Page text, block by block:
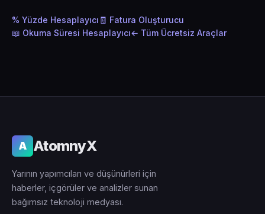
% Yüzde Hesaplayıcı 🧾 Fatura Oluşturucu
📖 Okuma Süresi Hesaplayıcı← Tüm Ücretsiz Araçlar
A AtomnyX
Yarının yapımcıları ve düşünürleri için
haberler, içgörüler ve analizler sunan
bağımsız teknoloji medyası.